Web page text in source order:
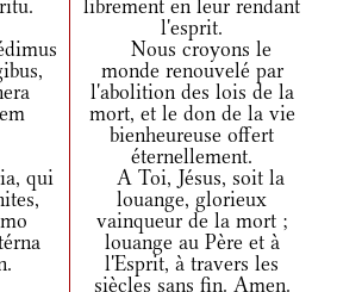
librement en leur rendant
l'esprit.
Nous croyons le
monde renouvelé par
l'abolition des lois de la
mort, et le don de la vie
bienheureuse offert
éternellement.
qui
A Toi, Jésus, soit la
louange, glorieux
vainqueur de la mort ;
louange au Père et à
l'Esprit, à travers les
siècles sans fin. Amen.